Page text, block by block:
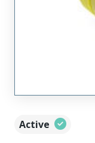
Active